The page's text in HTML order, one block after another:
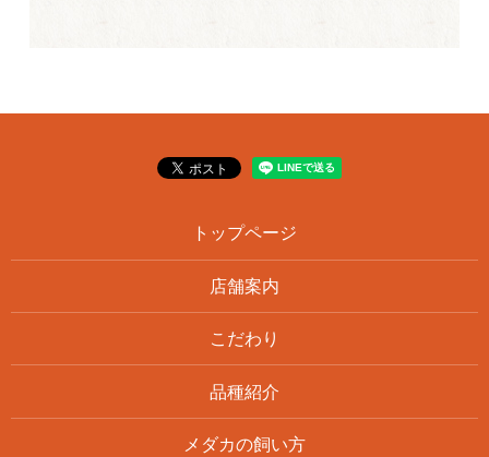
トップページ
店舗案内
こだわり
品種紹介
メダカの飼い方